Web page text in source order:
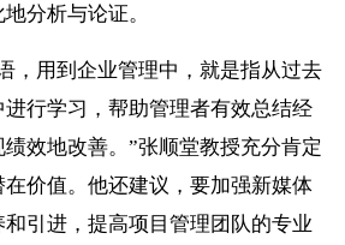
分析与论证。
用到企业管理中，就是指从过去
行学习，帮助管理者有效总结经
效地改善。”张顺堂教授充分肯定
价值。他还建议，要加强新媒体
引进，提高项目管理团队的专业